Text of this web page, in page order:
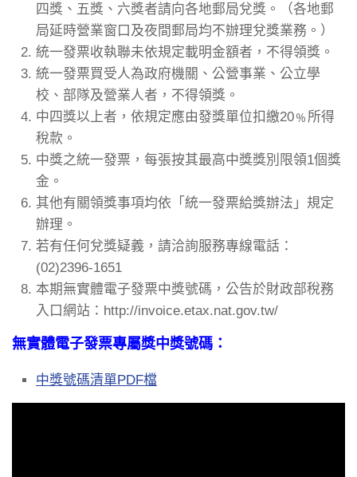
四獎、五獎、六獎者請向各地郵局兌獎。（各地郵
局延時營業窗口及夜間郵局均不辦理兌獎業務。）
統一發票收執聯未依規定載明金額者，不得領獎。
統一發票買受人為政府機關、公營事業、公立學
校、部隊及營業人者，不得領獎。
中四獎以上者，依規定應由發獎單位扣繳20﹪所得
稅款。
中獎之統一發票，每張按其最高中獎獎別限領1個獎
金。
其他有關領獎事項均依「統一發票給獎辦法」規定
辦理。
若有任何兌獎疑義，請洽詢服務專線電話：
(02)2396-1651
本期無實體電子發票中獎號碼，公告於財政部稅務
入口網站：http://invoice.etax.nat.gov.tw/
無實體電子發票專屬獎中獎號碼：
中獎號碼清單PDF檔